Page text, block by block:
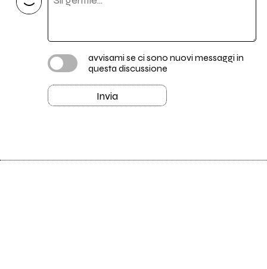
avvisami se ci sono nuovi messaggi in
questa discussione
Invia